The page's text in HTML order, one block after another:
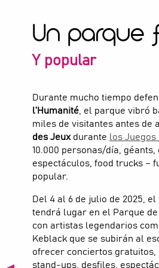
Un parque
Y popular
Durante mucho tiempo
l’Humanité , el parque vibró
miles de visitantes antes de
des Jeuxdurante los Juegos
10.000 personas/día, géants,
espectáculos, food trucks –
popular.
Del 4 al 6 de julio de 2025,
tendrá lugar en el Parque de
con artistas legendarios
Keblack que se subirán al
ofrecer conciertos gratuitos,
stand-ups, desfiles,